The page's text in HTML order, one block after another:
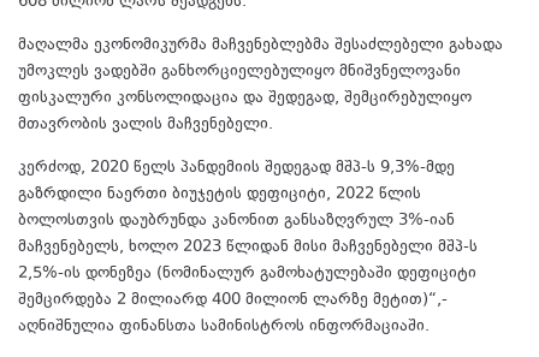
მაღალმა ეკონომიკურმა მაჩვენებლებმა შესაძლებელი გახადა
უმოკლეს ვადებში განხორციელებულიყო მნიშვნელოვანი
ფისკალური კონსოლიდაცია და შედეგად, შემცირებულიყო
მთავრობის ვალის მაჩვენებელი.
კერძოდ, 2020 წელს პანდემიის შედეგად მშპ-ს 9,3%-მდე
გაზრდილი ნაერთი ბიუჯეტის დეფიციტი, 2022 წლის
ბოლოსთვის დაუბრუნდა კანონით განსაზღვრულ 3%-იან
მაჩვენებელს, ხოლო 2023 წლიდან მისი მაჩვენებელი მშპ-ს
2,5%-ის დონეზეა (ნომინალურ გამოხატულებაში დეფიციტი
შემცირდება 2 მილიარდ 400 მილიონ ლარზე მეტით)“,-
აღნიშნულია ფინანსთა სამინისტროს ინფორმაციაში.